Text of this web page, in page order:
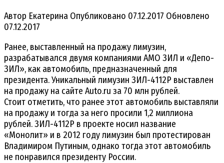
Автор Екатерина Опубликовано 07.12.2017 Обновлено
07.12.2017
Ранее, выставленный на продажу лимузин,
разрабатывался двумя компаниями АМО ЗИЛ и «Депо-
ЗИЛ», как автомобиль, предназначенный для
президента. Уникальный лимузин ЗИЛ-4112Р выставлен
на продажу на сайте Auto.ru за 70 млн рублей.
Стоит отметить, что ранее этот автомобиль выставляли
на продажу и тогда за него просили 1,2 миллиона
рублей. ЗИЛ-4112Р в проекте носил название
«Монолит» и в 2012 году лимузин был протестирован
Владимиром Путиным, однако тогда этот автомобиль
не понравился президенту России.